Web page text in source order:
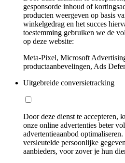
gesponsorde inhoud of
producten weergeven op basis
winkelgedrag en het succes
toestemming gebruiken we de
op deze website:
Meta-Pixel, Microsoft
productaanbevelingen, Ads
Uitgebreide conversietracking
Door deze dienst te accepteren,
onze online advertenties beter
advertentieaanbod
versleutelde persoonlijke
aanbieders, voor zover je hun